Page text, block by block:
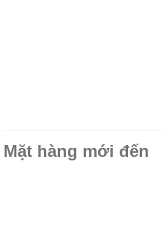
Mặt hàng mới đến